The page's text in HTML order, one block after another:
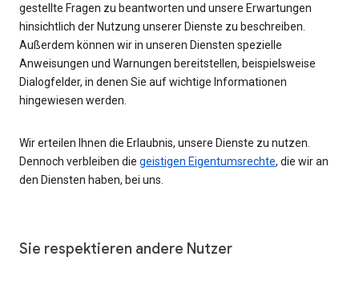
gestellte Fragen zu beantworten und unsere Erwartungen
hinsichtlich der Nutzung unserer Dienste zu beschreiben.
Außerdem können wir in unseren Diensten spezielle
Anweisungen und Warnungen bereitstellen, beispielsweise
Dialogfelder, in denen Sie auf wichtige Informationen
hingewiesen werden.
Wir erteilen Ihnen die Erlaubnis, unsere Dienste zu nutzen.
Dennoch verbleiben die geistigen Eigentumsrechte, die wir an
den Diensten haben, bei uns.
Sie respektieren andere Nutzer